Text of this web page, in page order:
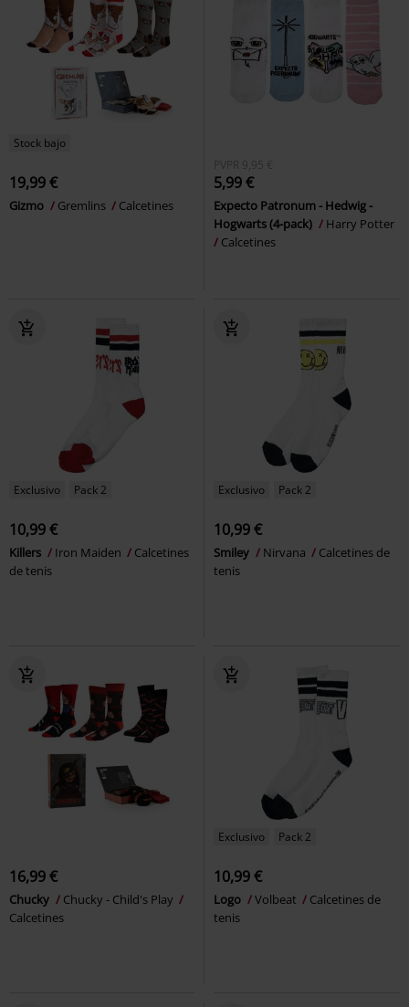
Stock bajo
19,99 €
Gizmo Gremlins Calcetines
PVPR 9,95 €
5,99 €
Expecto Patronum - Hedwig -
Hogwarts (4-pack)
Harry Potter
Calcetines
Exclusivo Pack 2
10,99 €
Killers Iron Maiden
Calcetines
de tenis
Exclusivo Pack 2
10,99 €
Smiley Nirvana
Calcetines de
tenis
16,99 €
Chucky
Chucky - Child's Play
Calcetines
Exclusivo Pack 2
10,99 €
Logo Volbeat
Calcetines de
tenis